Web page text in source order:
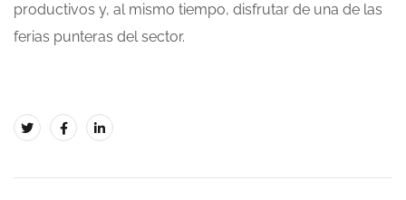
productivos y, al mismo tiempo, disfrutar de una de las
ferias punteras del sector.